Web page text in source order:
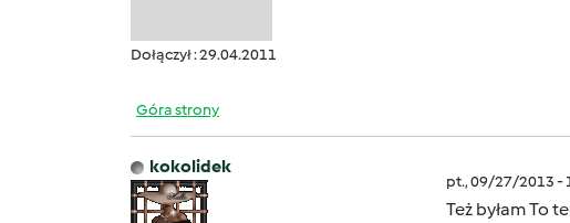
Dołączył : 29.04.2011
Góra strony
kokolidek
pt., 09/27/2013 -
Też byłamTo